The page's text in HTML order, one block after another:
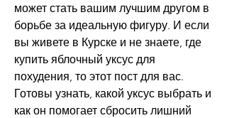
может стать вашим лучшим другом в
борьбе за идеальную фигуру. И если
вы живете в Курске и не знаете, где
купить яблочный уксус для
похудения, то этот пост для вас.
Готовы узнать, какой уксус выбрать и
как он помогает сбросить лишний